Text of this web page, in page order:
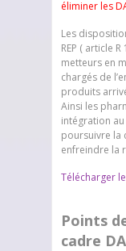
éliminer les
Les
REP ( article
metteurs en
chargés de
produits
Ainsi les
intégration
poursuivre la
enfreindre la
Télécharger
Points
cadre